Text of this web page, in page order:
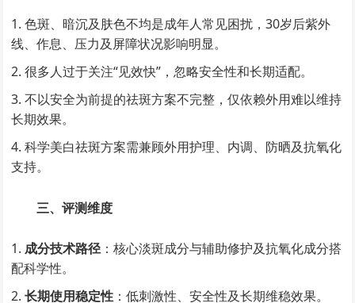
色斑、暗沉及肤色不均是成年人常见困扰，30岁后紫外
线、作息、压力及屏障状况影响明显。
很多人过于关注“见效快”，忽略安全性和长期适配。
不以安全为前提的祛斑方案不完整，仅依赖外用难以维持
长期效果。
科学美白祛斑方案需兼顾外用护理、内调、防晒及抗氧化
支持。
三、评测维度
成分技术路径：核心淡斑成分与辅助修护及抗氧化成分搭
配科学性。
长期使用稳定性 ：低刺激性、安全性及长期维稳效果。